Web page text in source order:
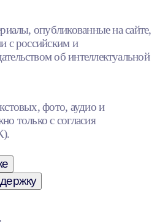
опубликованные на сайте,
с российским и
об интеллектуальной
фото, аудио и
только с согласия